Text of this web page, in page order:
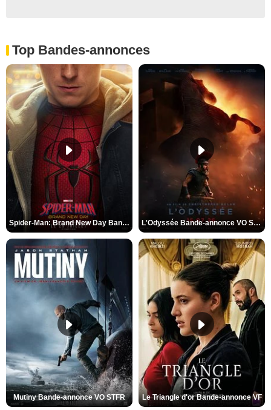
Top Bandes-annonces
Spider-Man: Brand New Day Bande-annonce VO STFR L'Odyssée Bande-annonce VO STFR
Mutiny Bande-annonce VO STFR Le Triangle d'or Bande-annonce VF